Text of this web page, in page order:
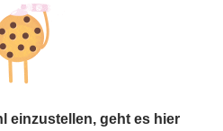
einzustellen, geht es hier